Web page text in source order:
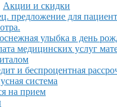
Акции и скидки
предложение для
улыбка в день
медицинских услуг
и беспроцентная
система
на прием